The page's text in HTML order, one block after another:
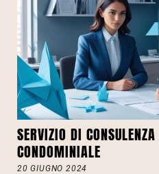
SERVIZIO DI
CONDOMINIALE
20 GIUGNO 2024